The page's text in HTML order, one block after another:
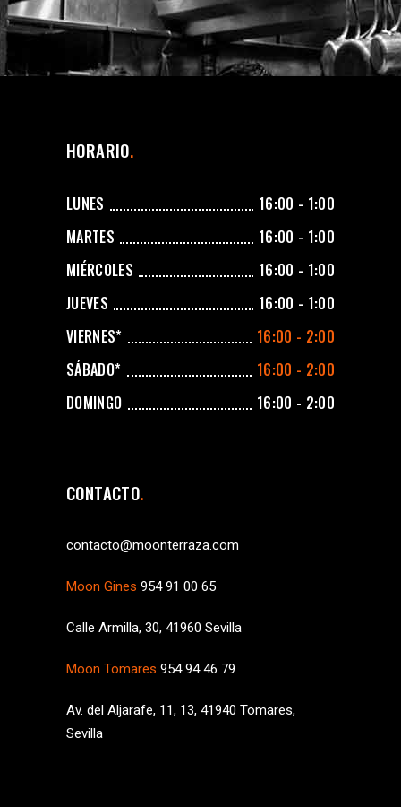
HORARIO
LUNES
16:00 - 1:00
MARTES
16:00 - 1:00
MIÉRCOLES
16:00 - 1:00
JUEVES
16:00 - 1:00
VIERNES*
16:00 - 2:00
SÁBADO*
16:00 - 2:00
DOMINGO
16:00 - 2:00
CONTACTO
contacto@moonterraza.com
Moon Gines 954 91 00 65
Calle Armilla, 30, 41960 Sevilla
Moon Tomares 954 94 46 79
Av. del Aljarafe, 11, 13, 41940 Tomares,
Sevilla